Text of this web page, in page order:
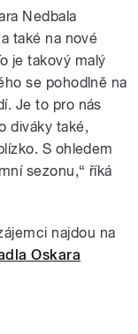
Nedbala
také na nové
je takový malý
se pohodlně na
Je to pro nás
diváky také,
S ohledem
sezonu,“ říká
najdou na
Oskara